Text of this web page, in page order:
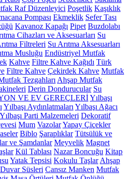
Raf Düzenleyici Poşetlik Kaşıklık
Pompası Ekmeklik Sefer Tası
Kavanoz Kapağı Pipet Buzdolabı
Cihazları ve Aksesuarları Su
Filtreleri Su Arıtma Aksesuarları
Musluğu Endüstriyel Mutfak
Kahve Filtre Kahve Kağıdı Türk
Filtre Kahve Çekirdek Kahve Mutfak
Tezgahları Ahşap Mutfak
Derin Dondurucular Su
VE EV GEREÇLERİYılbaşı
Yılbaşı Aydınlatmaları Yılbaşı Ağacı
Yılbaşı Parti Malzemeleri Dekoratif
Mum VazolarYapay Çiçekler
Biblo Şaraplıklar Tütsülük ve
ve Şamdanlar Meyvelik Magnet
Kül Tablası Nazar Boncuğu Kitap
Yatak Tepsisi Kokulu Taşlar Ahşap
Duvar Süsleri Cansız Manken Mutfak